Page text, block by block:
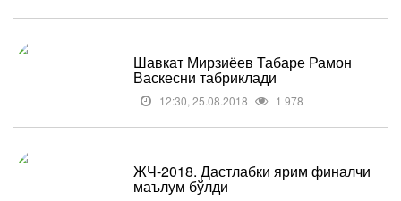
Шавкат Мирзиёев Табаре Рамон
Васкесни табриклади
12:30, 25.08.2018 1 978
ЖЧ-2018. Дастлабки ярим финалчи
маълум бўлди